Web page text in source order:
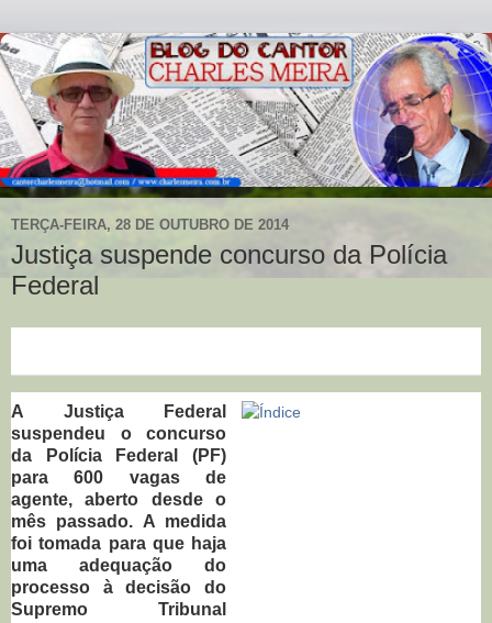
TERÇA-FEIRA, 28 DE OUTUBRO DE 2014
Justiça suspende concurso da Polícia
Federal
A Justiça Federal
suspendeu o concurso
da Polícia Federal (PF)
para 600 vagas de
agente, aberto desde o
mês passado. A medida
foi tomada para que haja
uma adequação do
processo à decisão do
Supremo Tribunal